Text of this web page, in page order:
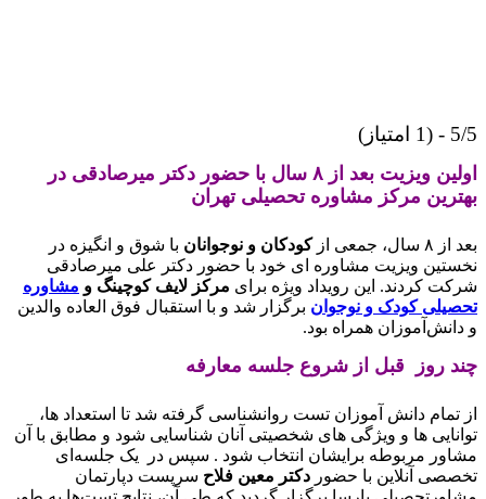
اولین ویزیت بعد از ۸ سال با حضور دکتر میرصادقی در
مرکز مشاوره تحصیلی تهران
جمعی از کودکان و نوجوانانبا شوق و انگیزه در
ویزیت مشاوره‌ ای خود با حضور دکتر علی میرصادقی
کردند. این رویداد ویژه برایمرکز لایف کوچینگ ومشاوره
کودک و نوجوانبرگزار شد و با استقبال فوق العاده والدین
همراه بود.
روز قبل از شروع جلسه معارفه
دانش‌ آموزان تست روانشناسی گرفته شد تا استعداد ها،
ها و ویژگی‌ های شخصیتی آنان شناسایی شود و مطابق با آن
مربوطه برایشان انتخاب شود . سپس در یک جلسه‌ای
آنلاین با حضوردکتر معین فلاح سرپست دپارتمان